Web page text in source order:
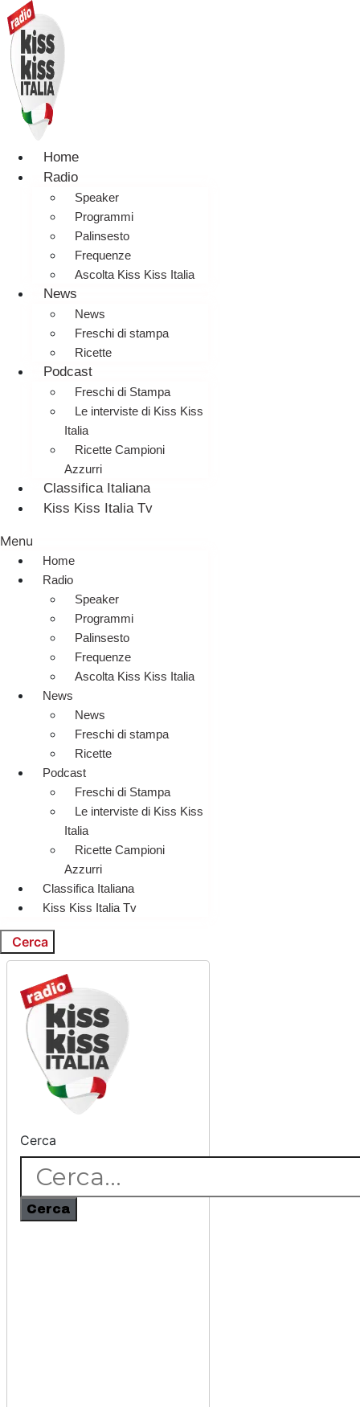
Home
Radio
Speaker
Programmi
Palinsesto
Frequenze
Ascolta Kiss Kiss Italia
News
News
Freschi di stampa
Ricette
Podcast
Freschi di Stampa
Le interviste di Kiss Kiss
Italia
Ricette Campioni
Azzurri
Classifica Italiana
Kiss Kiss Italia Tv
Menu
Home
Radio
Speaker
Programmi
Palinsesto
Frequenze
Ascolta Kiss Kiss Italia
News
News
Freschi di stampa
Ricette
Podcast
Freschi di Stampa
Le interviste di Kiss Kiss
Italia
Ricette Campioni
Azzurri
Classifica Italiana
Kiss Kiss Italia Tv
Cerca
Cerca
Cerca